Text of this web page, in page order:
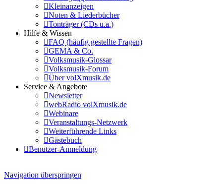
Kleinanzeigen
Noten & Liederbücher
Tonträger (CDs u.a.)
Hilfe & Wissen
FAQ (häufig gestellte Fragen)
GEMA & Co.
Volksmusik-Glossar
Volksmusik-Forum
Über volXmusik.de
Service & Angebote
Newsletter
webRadio volXmusik.de
Webinare
Veranstaltungs-Netzwerk
Weiterführende Links
Gästebuch
Benutzer-Anmeldung
Navigation überspringen